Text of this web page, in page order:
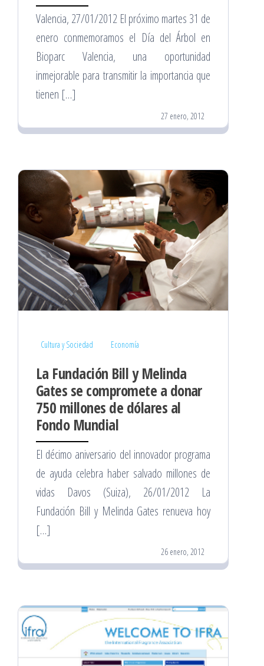
Valencia, 27/01/2012 El próximo martes 31 de
enero conmemoramos el Día del Árbol en
Bioparc Valencia, una oportunidad
inmejorable para transmitir la importancia que
tienen […]
27 enero, 2012
Cultura y Sociedad Economía
La Fundación Bill y Melinda
Gates se compromete a donar
750 millones de dólares al
Fondo Mundial
El décimo aniversario del innovador programa
de ayuda celebra haber salvado millones de
vidas Davos (Suiza), 26/01/2012 La
Fundación Bill y Melinda Gates renueva hoy
[…]
26 enero, 2012